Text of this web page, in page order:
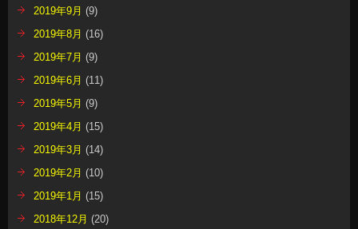
2019年9月 (9)
2019年8月 (16)
2019年7月 (9)
2019年6月 (11)
2019年5月 (9)
2019年4月 (15)
2019年3月 (14)
2019年2月 (10)
2019年1月 (15)
2018年12月 (20)